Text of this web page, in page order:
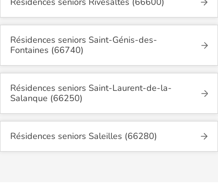
Résidences seniors Saint-Génis-des-
Fontaines (66740)
Résidences seniors Saint-Laurent-de-la-
Salanque (66250)
Résidences seniors Saleilles (66280)